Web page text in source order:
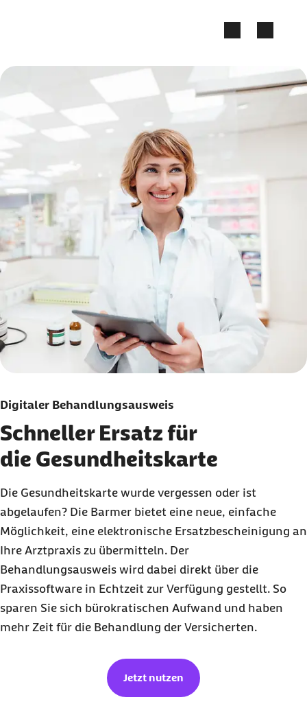
Digitaler Behandlungsausweis
Schneller Ersatz für
die Gesundheitskarte
Die Gesundheitskarte wurde vergessen oder ist
abgelaufen? Die Barmer bietet eine neue, einfache
Möglichkeit, eine elektronische Ersatzbescheinigung an
Ihre Arztpraxis zu übermitteln. Der
Behandlungsausweis wird dabei direkt über die
Praxissoftware in Echtzeit zur Verfügung gestellt. So
sparen Sie sich bürokratischen Aufwand und haben
mehr Zeit für die Behandlung der Versicherten.
Jetzt nutzen